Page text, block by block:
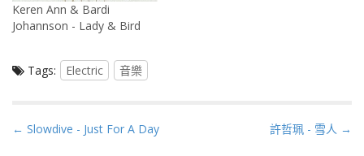
Keren Ann & Bardi
Johannson - Lady & Bird
Tags: Electric 音樂
P
← Slowdive - Just For A Day 許哲珮 - 雪人 →